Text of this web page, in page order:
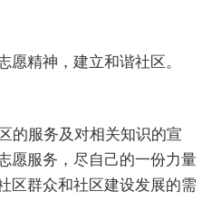
精神，建立和谐社区。
服务及对相关知识的宣
愿服务，尽自己的一份力量
区群众和社区建设发展的需